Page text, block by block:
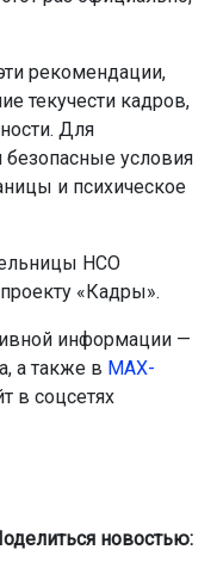
НСО
информации —
а также в
в соцсетях
новостью: